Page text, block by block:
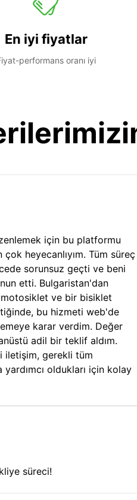
En iyi fiyatlar
performans oranı iyi
için bu platformu
heyecanlıyım. Tüm süreç
sorunsuz geçti ve beni
etti. Bulgaristan'dan
ve bir bisiklet
bu hizmeti web'de
karar verdim. Değer
adil bir teklif aldım.
iletişim, gerekli tüm
oldukları için kolay
süreci!